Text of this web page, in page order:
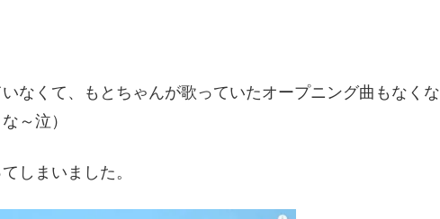
なくて、もとちゃんが歌っていたオープニング曲もなくな
～泣）
しまいました。